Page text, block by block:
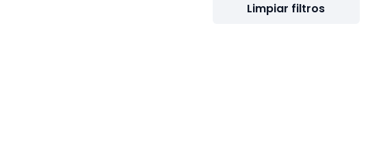
Limpiar filtros